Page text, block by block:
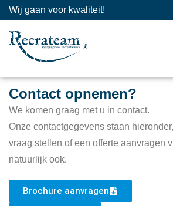
Wij gaan voor kwaliteit!
Contact opnemen?
We komen graag met u in contact.
Onze contactgegevens staan
vraag stellen of een offerte aanvragen
natuurlijk ook.
Brochure aanvragen